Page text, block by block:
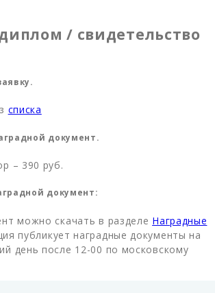
/ свидетельство
списка
документ.
– 390 руб.
документ:
можно скачать в разделе Наградные
публикует наградные документы на
день после 12-00 по московскому